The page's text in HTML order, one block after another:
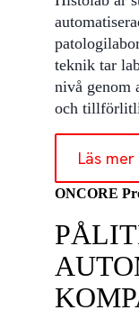
teknik tar
nivå genom
och
Läs
ONCORE